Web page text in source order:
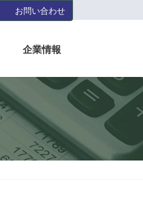
お問い合わせ
企業情報